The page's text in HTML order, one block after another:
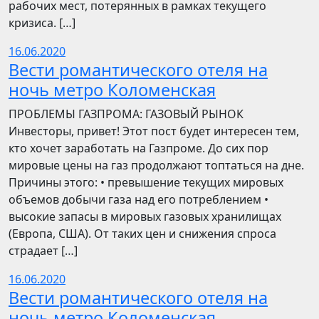
рабочих мест, потерянных в рамках текущего
кризиса. […]
16.06.2020
Вести романтического отеля на
ночь метро Коломенская
ПРОБЛЕМЫ ГАЗПРОМА: ГАЗОВЫЙ РЫНОК
Инвесторы, привет! Этот пост будет интересен тем,
кто хочет заработать на Газпроме. До сих пор
мировые цены на газ продолжают топтаться на дне.
Причины этого: • превышение текущих мировых
объемов добычи газа над его потреблением •
высокие запасы в мировых газовых хранилищах
(Европа, США). От таких цен и снижения спроса
страдает […]
16.06.2020
Вести романтического отеля на